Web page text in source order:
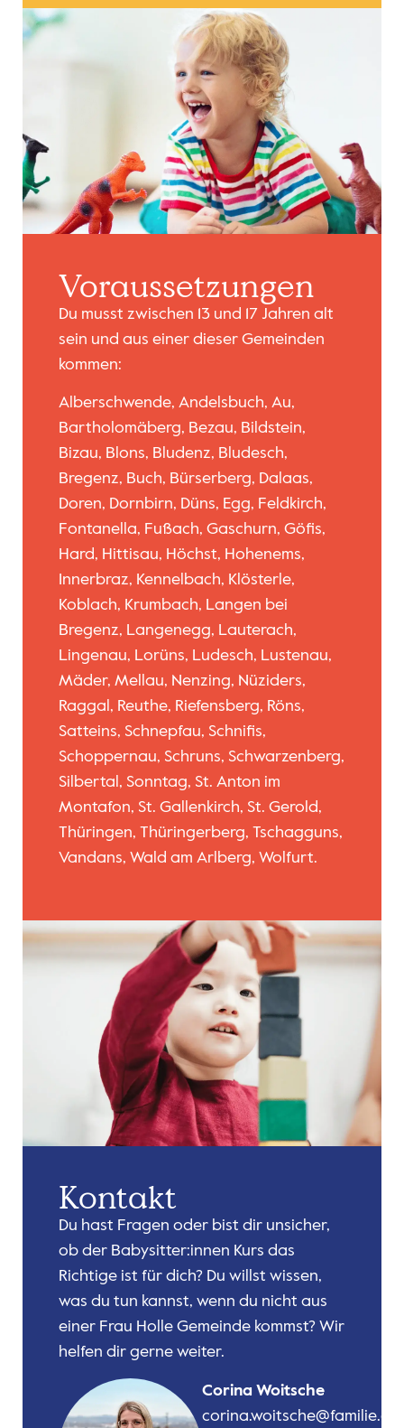
Vorausset­zungen
Du musst zwischen 13 und 17 Jahren alt
sein und aus einer dieser Gemeinden
kommen:
Alberschwende, Andelsbuch, Au,
Bartholomäberg, Bezau, Bildstein,
Bizau, Blons, Bludenz, Bludesch,
Bregenz, Buch, Bürserberg, Dalaas,
Doren, Dornbirn, Düns, Egg, Feldkirch,
Fontanella, Fußach, Gaschurn, Göfis,
Hard, Hittisau, Höchst, Hohenems,
Innerbraz, Kennelbach, Klösterle,
Koblach, Krumbach, Langen bei
Bregenz, Langenegg, Lauterach,
Lingenau, Lorüns, Ludesch, Lustenau,
Mäder, Mellau, Nenzing, Nüziders,
Raggal, Reuthe, Riefensberg, Röns,
Satteins, Schnepfau, Schnifis,
Schoppernau, Schruns, Schwarzenberg,
Silbertal, Sonntag, St. Anton im
Montafon, St. Gallenkirch, St. Gerold,
Thüringen, Thüringerberg, Tschagguns,
Vandans, Wald am Arlberg, Wolfurt.
Kontakt
Du hast Fragen oder bist dir unsicher,
ob der Babysitter:innen Kurs das
Richtige ist für dich? Du willst wissen,
was du tun kannst, wenn du nicht aus
einer Frau Holle Gemeinde kommst? Wir
helfen dir gerne weiter.
Corina Woitsche